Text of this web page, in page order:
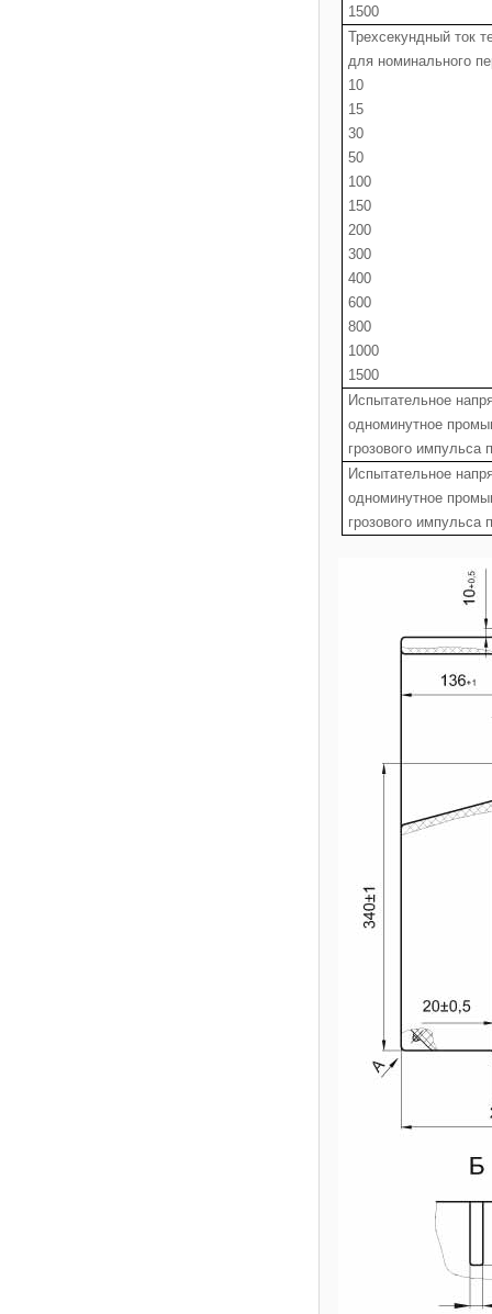
1500
Трехсекундный ток
для номинального
10
15
30
50
100
150
200
300
400
600
800
1000
1500
Испытательное
одноминутное
грозового импульса
Испытательное
одноминутное
грозового импульса